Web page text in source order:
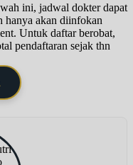
ini, jadwal dokter dapat
hanya akan diinfokan
Untuk daftar berobat,
pendaftaran sejak thn